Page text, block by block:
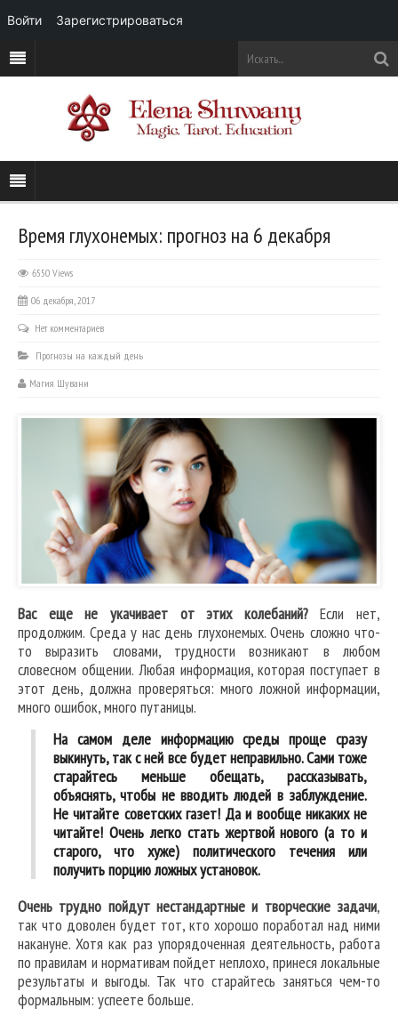
Время глухонемых: прогноз на 6 декабря
6550 Views
06 декабря, 2017
Нет комментариев
Прогнозы на каждый день
Магия Шувани
Вас еще не укачивает от этих колебаний?Если нет,
продолжим. Среда у нас день глухонемых. Очень сложно что-
то выразить словами, трудности возникают в любом
словесном общении. Любая информация, которая поступает в
этот день, должна проверяться: много ложной информации,
много ошибок, много путаницы.
На самом деле информацию среды проще сразу
выкинуть, так с ней все будет неправильно. Сами тоже
старайтесь меньше обещать, рассказывать,
объяснять, чтобы не вводить людей в заблуждение.
Не читайте советских газет! Да и вообще никаких не
читайте! Очень легко стать жертвой нового (а то и
старого, что хуже) политического течения или
получить порцию ложных установок.
Очень трудно пойдут нестандартные и творческие задачи,
так что доволен будет тот, кто хорошо поработал над ними
накануне. Хотя как раз упорядоченная деятельность, работа
по правилам и нормативам пойдет неплохо, принеся локальные
результаты и выгоды. Так что старайтесь заняться чем-то
формальным: успеете больше.
Войти Зарегистрироваться